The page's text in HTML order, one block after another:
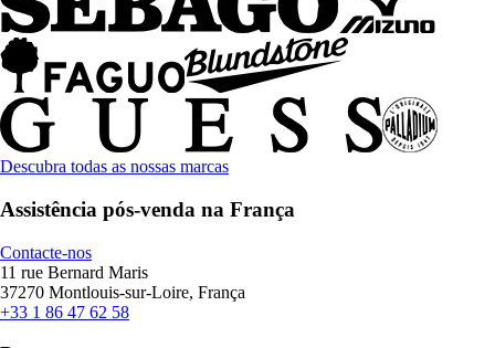
Descubra todas as nossas marcas
Assistência pós-venda na França
Contacte-nos
11 rue Bernard Maris
37270 Montlouis-sur-Loire, França
+33 1 86 47 62 58